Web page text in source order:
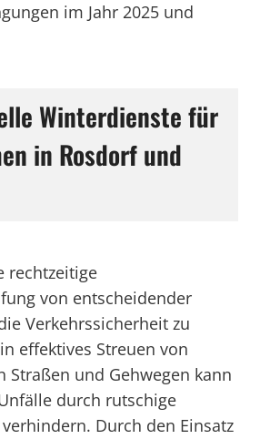
im Jahr 2025 und
Winterdienste für
in Rosdorf und
rechtzeitige
von entscheidender
Verkehrssicherheit zu
effektives Streuen von
Straßen und Gehwegen kann
durch rutschige
Durch den Einsatz